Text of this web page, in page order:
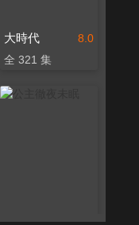
8.0
大時代
全 321 集